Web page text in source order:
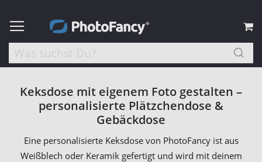
Keksdose mit eigenem Foto gestalten –
personalisierte Plätzchendose &
Gebäckdose
Eine personalisierte Keksdose von PhotoFancy ist aus
Weißblech oder Keramik gefertigt und wird mit deinem